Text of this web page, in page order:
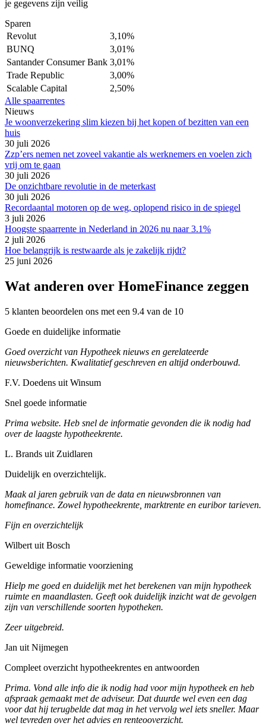
je gegevens zijn veilig
Sparen
Revolut
3,10%
BUNQ
3,01%
Santander Consumer Bank 3,01%
Trade Republic
3,00%
Scalable Capital
2,50%
Alle spaarrentes
Nieuws
Je woonverzekering slim kiezen bij het kopen of bezitten van een
huis
30 juli 2026
Zzp’ers nemen net zoveel vakantie als werknemers en voelen zich
vrij om te gaan
30 juli 2026
De onzichtbare revolutie in de meterkast
30 juli 2026
Recordaantal motoren op de weg, oplopend risico in de spiegel
3 juli 2026
Hoogste spaarrente in Nederland in 2026 nu naar 3.1%
2 juli 2026
Hoe belangrijk is restwaarde als je zakelijk rijdt?
25 juni 2026
Wat anderen over HomeFinance zeggen
5 klanten beoordelen ons met een 9.4 van de 10
Goede en duidelijke informatie
Goed overzicht van Hypotheek nieuws en gerelateerde
nieuwsberichten. Kwalitatief geschreven en altijd onderbouwd.
F.V. Doedens uit Winsum
Snel goede informatie
Prima website. Heb snel de informatie gevonden die ik nodig had
over de laagste hypotheekrente.
L. Brands uit Zuidlaren
Duidelijk en overzichtelijk.
Maak al jaren gebruik van de data en nieuwsbronnen van
homefinance. Zowel hypotheekrente, marktrente en euribor tarieven.
Fijn en overzichtelijk
Wilbert uit Bosch
Geweldige informatie voorziening
Hielp me goed en duidelijk met het berekenen van mijn hypotheek
ruimte en maandlasten. Geeft ook duidelijk inzicht wat de gevolgen
zijn van verschillende soorten hypotheken.
Zeer uitgebreid.
Jan uit Nijmegen
Compleet overzicht hypotheekrentes en antwoorden
Prima. Vond alle info die ik nodig had voor mijn hypotheek en heb
afspraak gemaakt met de adviseur. Dat duurde wel even een dag
voor dat hij terugbelde dat mag in het vervolg wel iets sneller. Maar
wel tevreden over het advies en renteooverzicht.